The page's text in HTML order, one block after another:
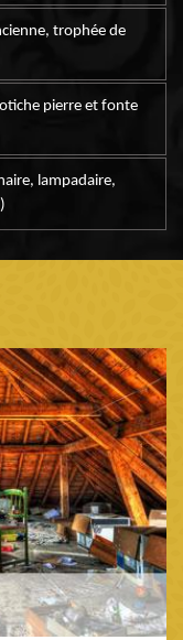
trophée de
pierre et fonte
lampadaire,